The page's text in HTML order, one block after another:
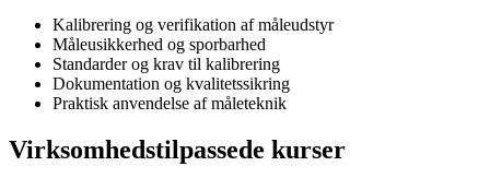
Kalibrering og verifikation af måleudstyr
Måleusikkerhed og sporbarhed
Standarder og krav til kalibrering
Dokumentation og kvalitetssikring
Praktisk anvendelse af måleteknik
Virksomhedstilpassede kurser